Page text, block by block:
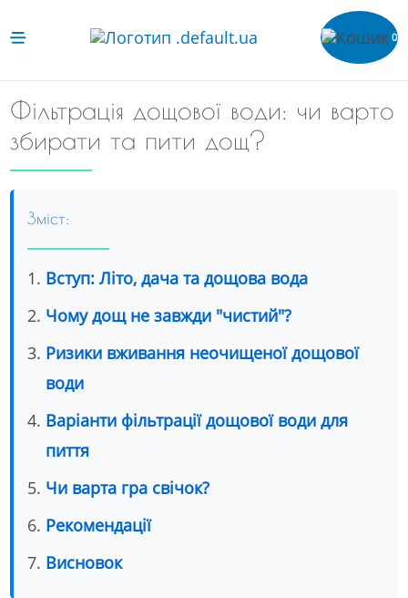
0
Фільтрація дощової води: чи варто
збирати та пити дощ?
Зміст:
Вступ: Літо, дача та дощова вода
Чому дощ не завжди "чистий"?
Ризики вживання неочищеної дощової
води
Варіанти фільтрації дощової води для
пиття
Чи варта гра свічок?
Рекомендації
Висновок